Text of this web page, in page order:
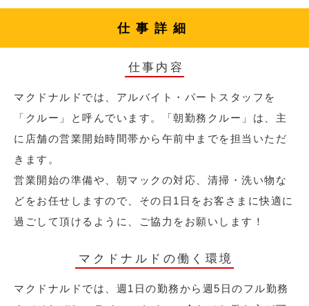
仕事詳細
仕事内容
マクドナルドでは、アルバイト・パートスタッフを
「クルー」と呼んでいます。「朝勤務クルー」は、主
に店舗の営業開始時間帯から午前中までを担当いただ
きます。
営業開始の準備や、朝マックの対応、清掃・洗い物な
どをお任せしますので、その日1日をお客さまに快適に
過ごして頂けるように、ご協力をお願いします！
マクドナルドの働く環境
マクドナルドでは、週1日の勤務から週5日のフル勤務